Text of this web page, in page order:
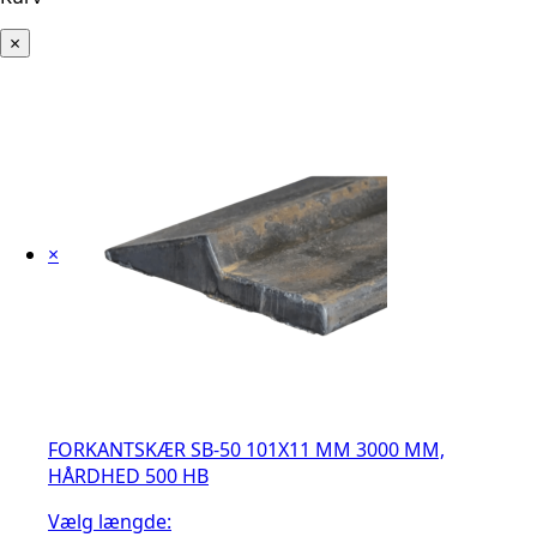
×
×
FORKANTSKÆR SB-50 101X11 MM 3000 MM,
HÅRDHED 500 HB
Vælg længde: